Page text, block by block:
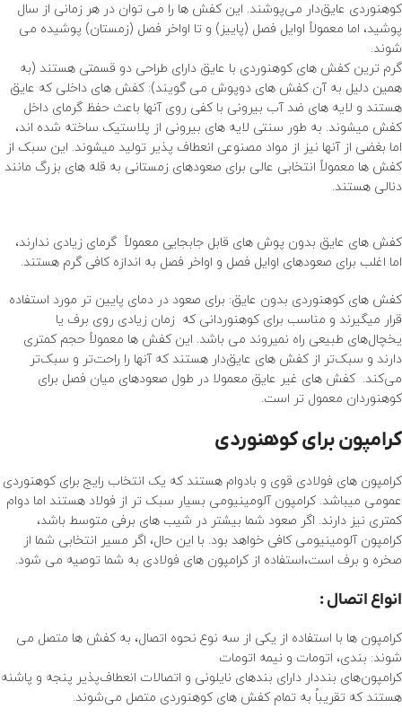
کوهنوردی عایق‌دار می‌پوشند. این کفش ها را می توان در هر زمانی از سال
پوشید، اما معمولاً اوایل فصل (پاییز) و تا اواخر فصل (زمستان) پوشیده می
شوند.
گرم ترین کفش های کوهنوردی با عایق دارای طراحی دو قسمتی هستند (به
همین دلیل به آن کفش های دوپوش می گویند): کفش های داخلی که عایق
هستند و لایه های ضد آب بیرونی با کفی روی آنها باعث حفظ گرمای داخل
کفش میشوند. به طور سنتی لایه های بیرونی از پلاستیک ساخته شده اند،
اما بغضی از آنها نیز از مواد مصنوعی انعطاف پذیر تولید میشوند. این سبک از
کفش ها معمولاً انتخابی عالی برای صعودهای زمستانی به قله های بزرگ مانند
دنالی هستند.
کفش های عایق بدون پوش های قابل جابجایی معمولاً گرمای زیادی ندارند،
اما اغلب برای صعودهای اوایل فصل و اواخر فصل به اندازه کافی گرم هستند.
کفش های کوهنوردی بدون عایق: برای صعود در دمای پایین تر مورد استفاده
قرار میگیرند و مناسب برای کوهنوردانی که زمان زیادی روی برف یا
یخچال‌های طبیعی راه نمیروند می باشد. این کفش ها معمولاً حجم کمتری
دارند و سبک‌تر از کفش های عایق‌دار هستند که آنها را راحت‌تر و سبک‌تر
می‌کند. کفش های غیر عایق معمولا در طول صعودهای میان فصل برای
کوهنوردان معمول تر است.
کرامپون برای کوهنوردی
کرامپون های فولادی قوی و بادوام هستند که یک انتخاب رایج برای کوهنوردی
عمومی میباشد. کرامپون آلومینیومی بسیار سبک تر از فولاد هستند اما دوام
کمتری نیز دارند. اگر صعود شما بیشتر در شیب های برفی متوسط ​​باشد،
کرامپون آلومینیومی کافی خواهد بود. با این حال، اگر مسیر انتخابی شما از
صخره و برف است،استفاده از کرامپون های فولادی به شما توصیه می شود.
انواع اتصال :
کرامپون ها با استفاده از یکی از سه نوع نحوه اتصال، به کفش ها متصل می
شوند: بندی، اتومات و نیمه اتومات
کرامپون‌های بنددار دارای بند‌های نایلونی و اتصالات انعطاف‌پذیر پنجه و پاشنه
هستند که تقریباً به تمام کفش های کوهنوردی متصل می‌شوند.